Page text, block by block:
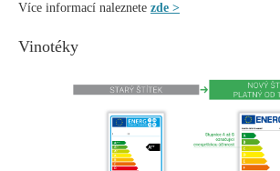
Více informací naleznete zde >
Vinotéky